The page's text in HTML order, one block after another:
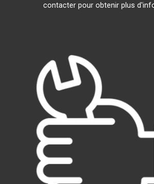
contacter pour obtenir plus